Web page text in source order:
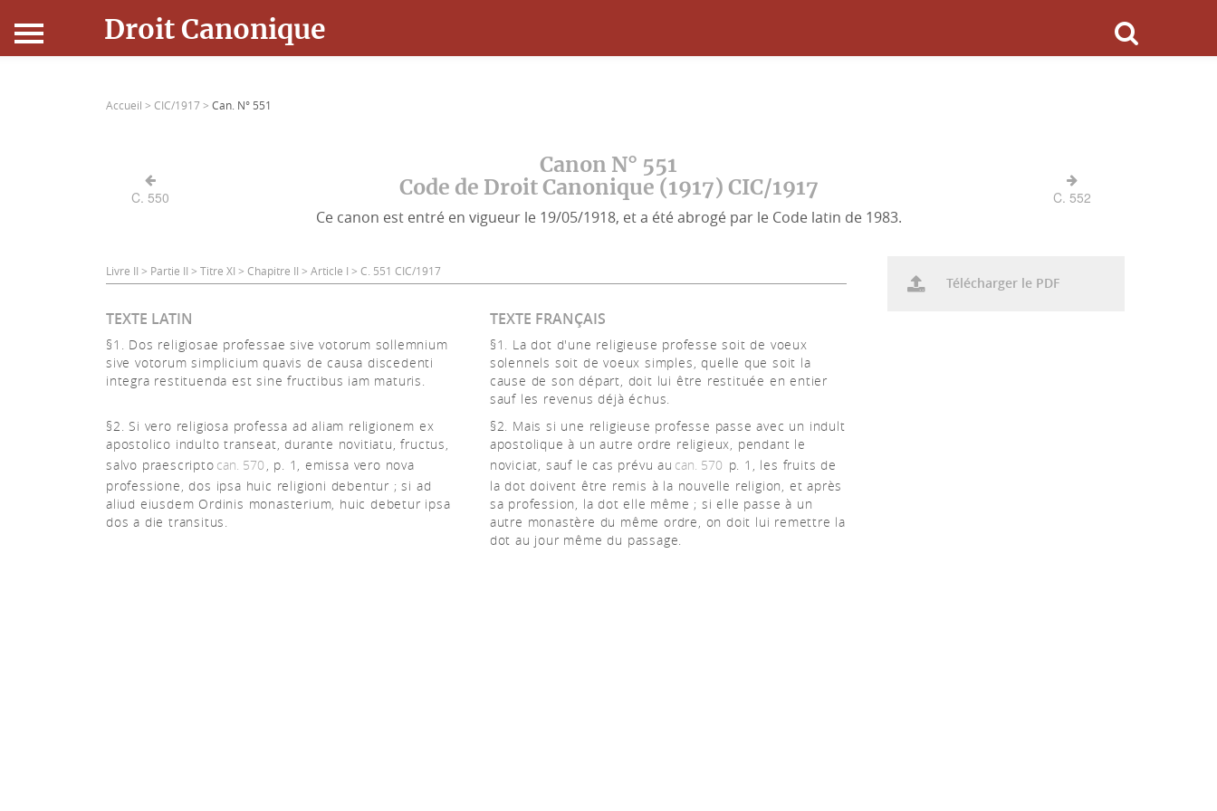
Droit Canonique
Connexion
Accueil > CIC/1917 > Can. N° 551
C. 550
Canon N° 551
Code de Droit Canonique (1917) CIC/1917
Ce canon est entré en vigueur le 19/05/1918, et a été abrogé par le Code latin de 1983.
C. 552
Livre II > Partie II > Titre XI > Chapitre II > Article I > C. 551 CIC/1917
TEXTE LATIN TEXTE FRANÇAIS
§1. Dos religiosae professae sive votorum sollemnium
sive votorum simplicium quavis de causa discedenti
integra restituenda est sine fructibus iam maturis.
§1. La dot d'une religieuse professe soit de voeux
solennels soit de voeux simples, quelle que soit la
cause de son départ, doit lui être restituée en entier
sauf les revenus déjà échus.
§2. Si vero religiosa professa ad aliam religionem ex
apostolico indulto transeat, durante novitiatu, fructus,
salvo praescripto can. 570 , p. 1, emissa vero nova
professione, dos ipsa huic religioni debentur ; si ad
aliud eiusdem Ordinis monasterium, huic debetur ipsa
dos a die transitus.
§2. Mais si une religieuse professe passe avec un indult
apostolique à un autre ordre religieux, pendant le
noviciat, sauf le cas prévu au can. 570 p. 1, les fruits de
la dot doivent être remis à la nouvelle religion, et après
sa profession, la dot elle même ; si elle passe à un
autre monastère du même ordre, on doit lui remettre la
dot au jour même du passage.
Télécharger le PDF